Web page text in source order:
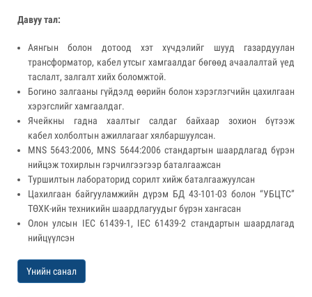
Давуу тал:
Аянгын болон дотоод хэт хүчдэлийг шууд газардуулан
трансформатор, кабел утсыг хамгаалдаг бөгөөд ачаалалтай үед
таслалт, залгалт хийх боломжтой.
Богино залгааны гүйдэлд өөрийн болон хэрэглэгчийн цахилгаан
хэрэгслийг хамгаалдаг.
Ячейкны гадна хаалтыг салдаг байхаар зохион бүтээж
кабел холболтын ажиллагааг хялбаршуулсан.
MNS 5643:2006, MNS 5644:2006 стандартын шаардлагад бүрэн
нийцэж тохирлын гэрчилгээгээр баталгаажсан
Туршилтын лабораторид сорилт хийж баталгаажуулсан
Цахилгаан байгууламжийн дүрэм БД 43-101-03 болон “УБЦТС”
ТӨХК-ийн техникийн шаардлагуудыг бүрэн хангасан
Олон улсын IEC 61439-1, IEC 61439-2 стандартын шаардлагад
нийцүүлсэн
Үнийн санал